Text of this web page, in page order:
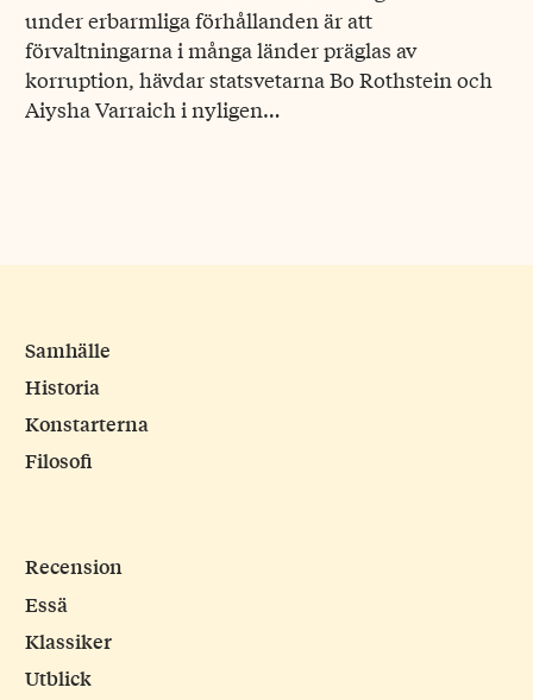
under erbarmliga förhållanden är att
förvaltningarna i många länder präglas av
korruption, hävdar statsvetarna Bo Rothstein och
Aiysha Varraich i nyligen…
Samhälle
Historia
Konstarterna
Filosofi
Recension
Essä
Klassiker
Utblick